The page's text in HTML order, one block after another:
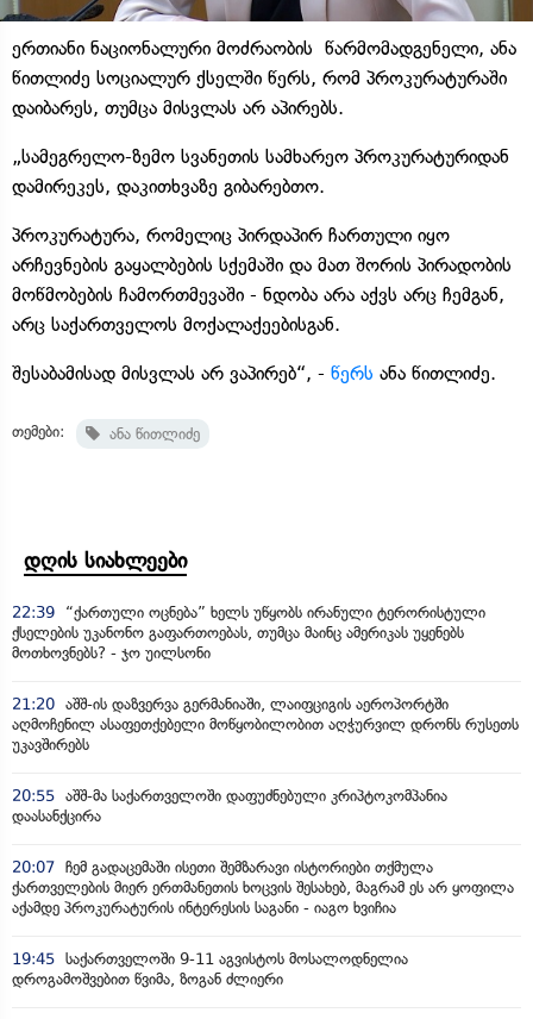
ერთიანი ნაციონალური მოძრაობის წარმომადგენელი, ანა
წითლიძე სოციალურ ქსელში წერს, რომ პროკურატურაში
დაიბარეს, თუმცა მისვლას არ აპირებს.
„სამეგრელო-ზემო სვანეთის სამხარეო პროკურატურიდან
დამირეკეს, დაკითხვაზე გიბარებთო.
პროკურატურა, რომელიც პირდაპირ ჩართული იყო
არჩევნების გაყალბების სქემაში და მათ შორის პირადობის
მოწმობების ჩამორთმევაში - ნდობა არა აქვს არც ჩემგან,
არც საქართველოს მოქალაქეებისგან.
შესაბამისად მისვლას არ ვაპირებ“, - წერს ანა წითლიძე.
თემები: ანა წითლიძე
დღის სიახლეები
22:39
“ქართული ოცნება” ხელს უწყობს ირანული ტერორისტული
ქსელების უკანონო გაფართოებას, თუმცა მაინც ამერიკას უყენებს
მოთხოვნებს? - ჯო უილსონი
21:20 აშშ-ის დაზვერვა გერმანიაში, ლაიფციგის აეროპორტში
აღმოჩენილ ასაფეთქებელი მოწყობილობით აღჭურვილ დრონს რუსეთს
უკავშირებს
20:55 აშშ-მა საქართველოში დაფუძნებული კრიპტოკომპანია
დაასანქცირა
20:07 ჩემ გადაცემაში ისეთი შემზარავი ისტორიები თქმულა
ქართველების მიერ ერთმანეთის ხოცვის შესახებ, მაგრამ ეს არ ყოფილა
აქამდე პროკურატურის ინტერესის საგანი - იაგო ხვიჩია
19:45 საქართველოში 9-11 აგვისტოს მოსალოდნელია
დროგამოშვებით წვიმა, ზოგან ძლიერი